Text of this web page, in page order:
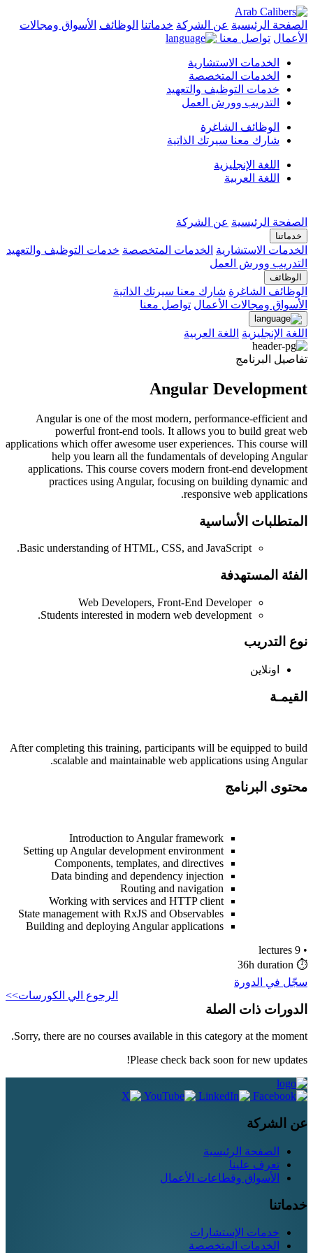
الصفحة الرئيسية عن الشركة خدماتنا الوظائف الأسواق ومجالات
الأعمال تواصل معنا
الخدمات الاستشارية
الخدمات المتخصصة
خدمات التوظيف والتعهيد
التدريب وورش العمل
الوظائف الشاغرة
شارك معنا سيرتك الذاتية
اللغة الإنجليزية
اللغة العربية
الصفحة الرئيسية عن الشركة
خدماتنا
الخدمات الاستشارية الخدمات المتخصصة خدمات التوظيف والتعهيد
التدريب وورش العمل
الوظائف
الوظائف الشاغرة شارك معنا سيرتك الذاتية
الأسواق ومجالات الأعمال تواصل معنا
اللغة الإنجليزية اللغة العربية
تفاصيل البرنامج
Angular Development
Angular is one of the most modern, performance-efficient and
powerful front-end tools. It allows you to build great web
applications which offer awesome user experiences. This course will
help you learn all the fundamentals of developing Angular
applications. This course covers modern front-end development
practices using Angular, focusing on building dynamic and
responsive web applications.
المتطلبات الأساسية
Basic understanding of HTML, CSS, and JavaScript.
الفئة المستهدفة
Web Developers, Front-End Developer
Students interested in modern web development.
نوع التدريب
اونلاين
القيمـة
After completing this training, participants will be equipped to build
scalable and maintainable web applications using Angular.
محتوى البرنامج
Introduction to Angular framework
Setting up Angular development environment
Components, templates, and directives
Data binding and dependency injection
Routing and navigation
Working with services and HTTP client
State management with RxJS and Observables
Building and deploying Angular applications
•
9 lectures
⏱
36h duration
سجّل في الدورة
الرجوع الي الكورسات>>
الدورات ذات الصلة
Sorry, there are no courses available in this category at the moment.
Please check back soon for new updates!
عن الشركة
الصفحة الرئيسية
تعرف علينا
الأسواق وقطاعات الأعمال
خدماتنا
خدمات الإستشارات
الخدمات المتخصصة